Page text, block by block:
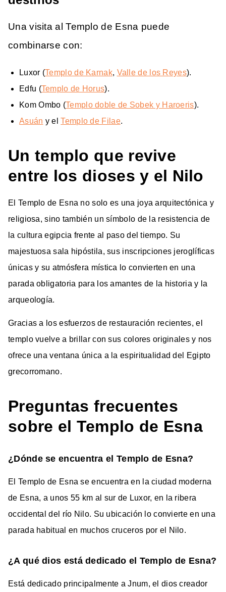
Una visita al Templo de Esna puede
combinarse con:
Luxor (Templo de Karnak, Valle de los Reyes).
Edfu (Templo de Horus).
Kom Ombo (Templo doble de Sobek y Haroeris).
Asuán y elTemplo de Filae.
Un templo que revive
entre los dioses y el Nilo
El Templo de Esna no solo es una joya arquitectónica y
religiosa, sino también un símbolo de la resistencia de
la cultura egipcia frente al paso del tiempo. Su
majestuosa sala hipóstila, sus inscripciones jeroglíficas
únicas y su atmósfera mística lo convierten en una
parada obligatoria para los amantes de la historia y la
arqueología.
Gracias a los esfuerzos de restauración recientes, el
templo vuelve a brillar con sus colores originales y nos
ofrece una ventana única a la espiritualidad del Egipto
grecorromano.
Preguntas frecuentes
sobre el Templo de Esna
¿Dónde se encuentra el Templo de Esna?
El Templo de Esna se encuentra en la ciudad moderna
de Esna, a unos 55 km al sur de Luxor, en la ribera
occidental del río Nilo. Su ubicación lo convierte en una
parada habitual en muchos cruceros por el Nilo.
¿A qué dios está dedicado el Templo de Esna?
Está dedicado principalmente a Jnum, el dios creador